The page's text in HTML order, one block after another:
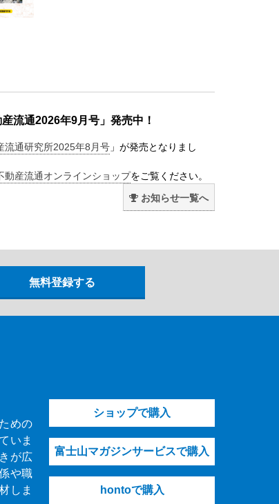
産流通2026年9月号」発売中！
流通研究所2025年8月号 」が発売となりまし
動産流通オンラインショップをご覧ください。
お知らせ一覧へ
めの
いま
が広
や職
しま
ショップで購入
富士山マガジンサービスで購入
hontoで購入